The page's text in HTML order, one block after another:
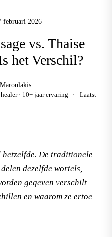
februari 2026
vs. Thaise
het Verschil?
· 10+ jaar ervaring ·
Laatst
hetzelfde. De traditionele
dezelfde wortels,
gegeven verschilt
en waarom ze ertoe